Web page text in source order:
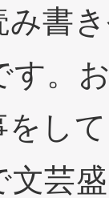
書
す。
をし
文芸